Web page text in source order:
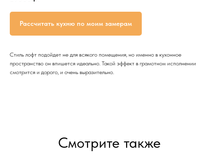
Рассчитать кухню по моим замерам
Стиль лофт подойдет не для всякого помещения, но именно в кухонное
пространство он впишется идеально. Такой эффект в грамотном исполнении
смотрится и дорого, и очень выразительно.
Смотрите также